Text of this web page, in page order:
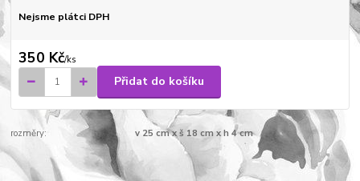
Nejsme plátci DPH
350 Kč/ks
Přidat do košíku
rozměry: v 25 cm x š 18 cm x h 4 cm